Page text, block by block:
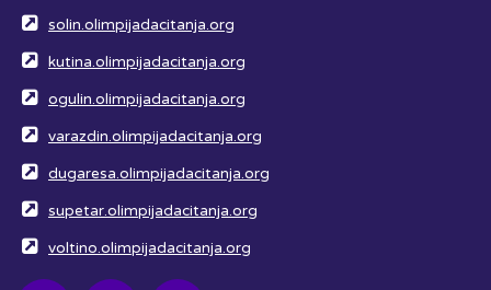
solin.olimpijadacitanja.org
kutina.olimpijadacitanja.org
ogulin.olimpijadacitanja.org
varazdin.olimpijadacitanja.org
dugaresa.olimpijadacitanja.org
supetar.olimpijadacitanja.org
voltino.olimpijadacitanja.org